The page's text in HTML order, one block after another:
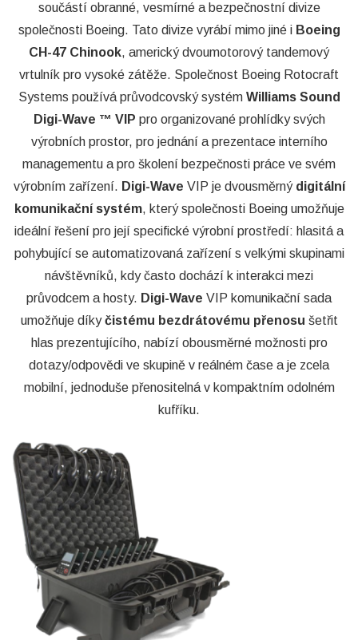
součástí obranné, vesmírné a bezpečnostní divize
společnosti Boeing. Tato divize vyrábí mimo jiné i Boeing
CH-47 Chinook, americký dvoumotorový tandemový
vrtulník pro vysoké zátěže. Společnost Boeing Rotocraft
Systems používá průvodcovský systém Williams Sound
Digi-Wave ™ VIP pro organizované prohlídky svých
výrobních prostor, pro jednání a prezentace interního
managementu a pro školení bezpečnosti práce ve svém
výrobním zařízení. Digi-Wave VIP je dvousměrný digitální
komunikační systém, který společnosti Boeing umožňuje
ideální řešení pro její specifické výrobní prostředí: hlasitá a
pohybující se automatizovaná zařízení s velkými skupinami
návštěvníků, kdy často dochází k interakci mezi
průvodcem a hosty. Digi-Wave VIP komunikační sada
umožňuje díkyčistému bezdrátovému přenosu šetřit
hlas prezentujícího, nabízí obousměrné možnosti pro
dotazy/odpovědi ve skupině v reálném čase a je zcela
mobilní, jednoduše přenositelná v kompaktním odolném
kufříku.